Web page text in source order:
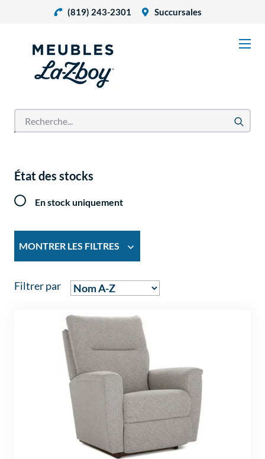
(819) 243-2301 Succursales
Accueil Produits
État des stocks
En stock uniquement
MONTRER LES FILTRES
Filtrer par